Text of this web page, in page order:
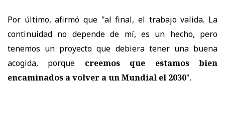
Por último, afirmó que "al final, el trabajo valida. La
continuidad no depende de mí, es un hecho, pero
tenemos un proyecto que debiera tener una buena
acogida, porque creemos que estamos bien
encaminados a volver a un Mundial el 2030".